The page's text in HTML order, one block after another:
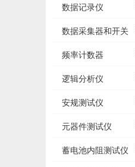
数据记录仪
数据采集器和开关
频率计数器
逻辑分析仪
安规测试仪
元器件测试仪
蓄电池内阻测试仪